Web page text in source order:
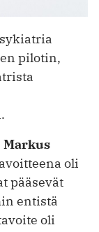
pilotin,
Markus
oli
pääsevät
entistä
oli